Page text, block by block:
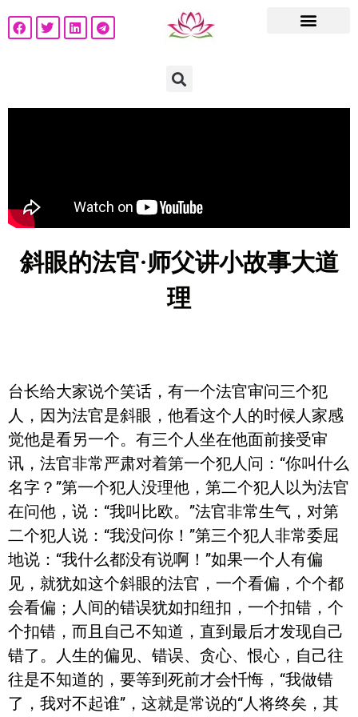
斜眼的法官·师父讲小故事大道
理
台长给大家说个笑话，有一个法官审问三个犯
人，因为法官是斜眼，他看这个人的时候人家感
觉他是看另一个。有三个人坐在他面前接受审
讯，法官非常严肃对着第一个犯人问：“你叫什么
名字？”第一个犯人没理他，第二个犯人以为法官
在问他，说：“我叫比欧。”法官非常生气，对第
二个犯人说：“我没问你！”第三个犯人非常委屈
地说：“我什么都没有说啊！”如果一个人有偏
见，就犹如这个斜眼的法官，一个看偏，个个都
会看偏；人间的错误犹如扣纽扣，一个扣错，个
个扣错，而且自己不知道，直到最后才发现自己
错了。人生的偏见、错误、贪心、恨心，自己往
往是不知道的，要等到死前才会忏悔，“我做错
了，我对不起谁”，这就是常说的“人将终矣，其